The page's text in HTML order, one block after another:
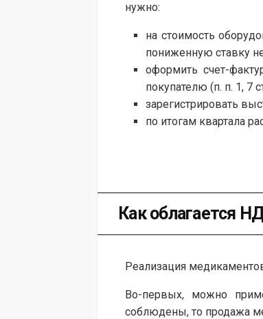
нужно:
на стоимость
пониженную ставку
оформить счет-
покупателю (п. п. 1, 7
зарегистрировать
по итогам квартала
Как облагается
Реализация
Во-первых, можно
соблюдены, то продажа